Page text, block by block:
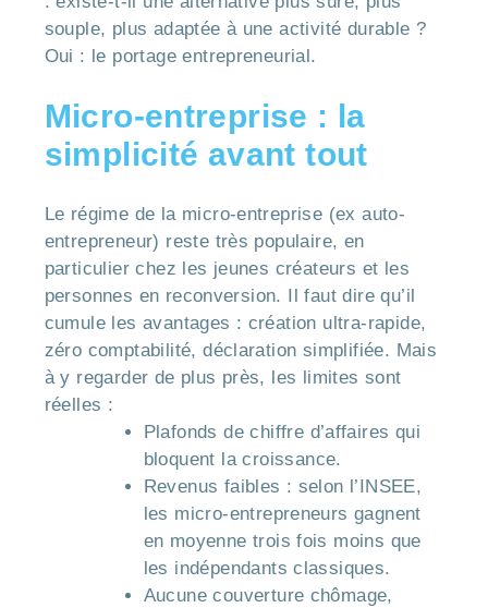
souple, plus adaptée à une activité durable ?
Oui : le portage entrepreneurial.
Micro-entreprise : la
simplicité avant tout
Le régime de la micro-entreprise (ex auto-
entrepreneur) reste très populaire, en
particulier chez les jeunes créateurs et les
personnes en reconversion. Il faut dire qu’il
cumule les avantages : création ultra-rapide,
zéro comptabilité, déclaration simplifiée. Mais
à y regarder de plus près, les limites sont
réelles :
Plafonds de chiffre d’affaires qui
bloquent la croissance.
Revenus faibles : selon l’INSEE,
les micro-entrepreneurs gagnent
en moyenne trois fois moins que
les indépendants classiques.
Aucune couverture chômage,